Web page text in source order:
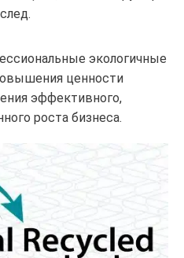
экологичные
ценности
эффективного,
роста бизнеса.